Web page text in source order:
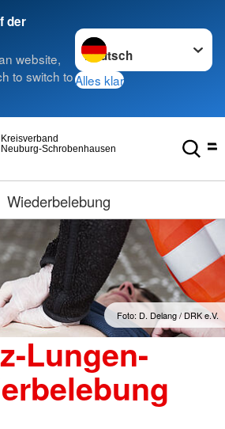
der
website,
to switch to
Sprache wechseln zu
Alles klar
Neuburg-Schrobenhausen
Kreisverband
Wiederbelebung
Foto: D. Delang / DRK e.V.
Lungen-